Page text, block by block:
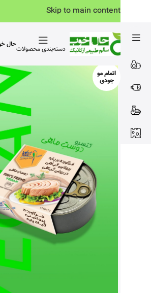
Skip to main content
دسته‌بندی محصولات
حال
اتمام مو
جودی